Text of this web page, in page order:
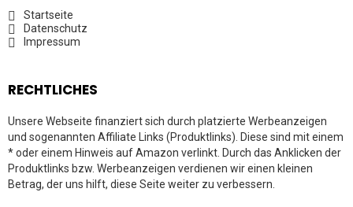
Startseite
Datenschutz
Impressum
RECHTLICHES
Unsere Webseite finanziert sich durch platzierte Werbeanzeigen
und sogenannten Affiliate Links (Produktlinks). Diese sind mit einem
* oder einem Hinweis auf Amazon verlinkt. Durch das Anklicken der
Produktlinks bzw. Werbeanzeigen verdienen wir einen kleinen
Betrag, der uns hilft, diese Seite weiter zu verbessern.